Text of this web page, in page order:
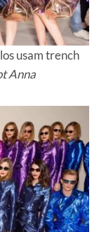
usam trench
Anna